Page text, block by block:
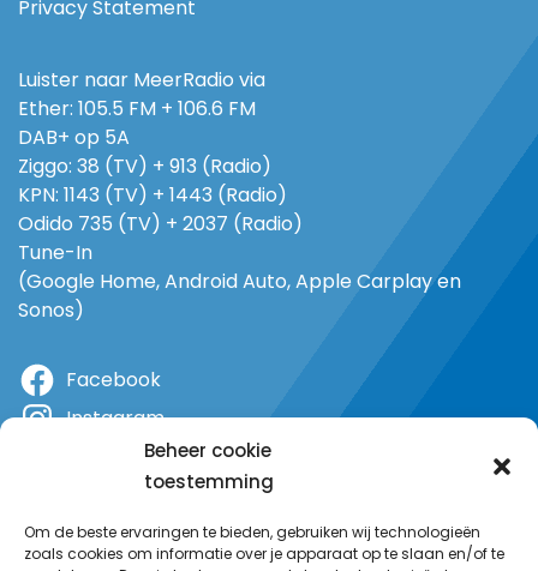
Beheer cookie
toestemming
Om de beste ervaringen te bieden, gebruiken wij technologieën
zoals cookies om informatie over je apparaat op te slaan en/of te
Privacy Statement
Luister naar MeerRadio via
Ether: 105.5 FM + 106.6 FM
DAB+ op 5A
Ziggo: 38 (TV) + 913 (Radio)
KPN: 1143 (TV) + 1443 (Radio)
Odido 735 (TV) + 2037 (Radio)
Tune-In
(Google Home, Android Auto, Apple Carplay en
Sonos)
Facebook
Instagram
YouTube